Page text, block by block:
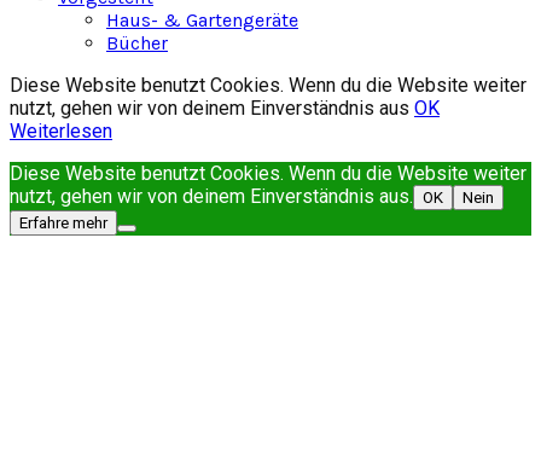
Haus- & Gartengeräte
Bücher
Diese Website benutzt Cookies. Wenn du die Website weiter
nutzt, gehen wir von deinem Einverständnis aus OK
Weiterlesen
Diese Website benutzt Cookies. Wenn du die Website weiter
nutzt, gehen wir von deinem Einverständnis aus. OK
Nein
Erfahre mehr